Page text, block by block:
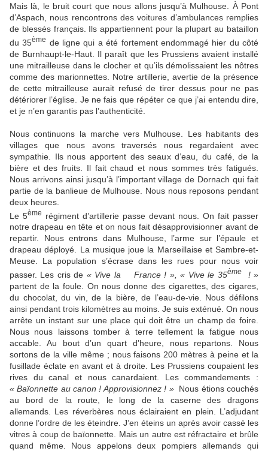
Mais là, le bruit court que nous allons jusqu’à Mulhouse. À Pont
d’Aspach, nous rencontrons des voitures d’ambulances remplies
de blessés français. Ils appartiennent pour la plupart au bataillon
du 35ème de ligne qui a été fortement endommagé hier du côté
de Burnhaupt-le-Haut. Il paraît que les Prussiens avaient installé
une mitrailleuse dans le clocher et qu’ils démolissaient les nôtres
comme des marionnettes. Notre artillerie, avertie de la présence
de cette mitrailleuse aurait refusé de tirer dessus pour ne pas
détériorer l’église. Je ne fais que répéter ce que j’ai entendu dire,
et je n’en garantis pas l’authenticité.
Nous continuons la marche vers Mulhouse. Les habitants des
villages que nous avons traversés nous regardaient avec
sympathie. Ils nous apportent des seaux d’eau, du café, de la
bière et des fruits. Il fait chaud et nous sommes très fatigués.
Nous arrivons ainsi jusqu’à l’important village de Dornach qui fait
partie de la banlieue de Mulhouse. Nous nous reposons pendant
deux heures.
Le 5ème
régiment d’artillerie passe devant nous. On fait passer
notre drapeau en tête et on nous fait désapprovisionner avant de
repartir. Nous entrons dans Mulhouse, l’arme sur l’épaule et
drapeau déployé. La musique joue la Marseillaise et Sambre-et-
Meuse. La population s’écrase dans les rues pour nous voir
passer. Les cris de « Vive la France ! », « Vive le 35ème! »
partent de la foule. On nous donne des cigarettes, des cigares,
du chocolat, du vin, de la bière, de l’eau-de-vie. Nous défilons
ainsi pendant trois kilomètres au moins. Je suis exténué. On nous
arrête un instant sur une place qui doit être un champ de foire.
Nous nous laissons tomber à terre tellement la fatigue nous
accable. Au bout d’un quart d’heure, nous repartons. Nous
sortons de la ville même ; nous faisons 200 mètres à peine et la
fusillade éclate en avant et à droite. Les Prussiens coupaient les
rives du canal et nous canardaient. Les commandements :
« Baïonnette au canon ! Approvisionnez ! »Nous étions couchés
au bord de la route, le long de la caserne des dragons
allemands. Les réverbères nous éclairaient en plein. L’adjudant
donne l’ordre de les éteindre. J’en éteins un après avoir cassé les
vitres à coup de baïonnette. Mais un autre est réfractaire et brûle
quand même. Nous appelons deux pompiers allemands qui